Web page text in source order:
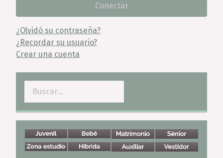
Conectar
¿Olvidó su contraseña?
¿Recordar su usuario?
Crear una cuenta
Buscar